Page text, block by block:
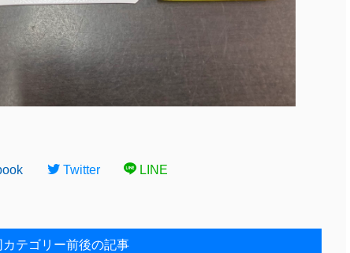
Twitter LINE
カテゴリー前後の記事